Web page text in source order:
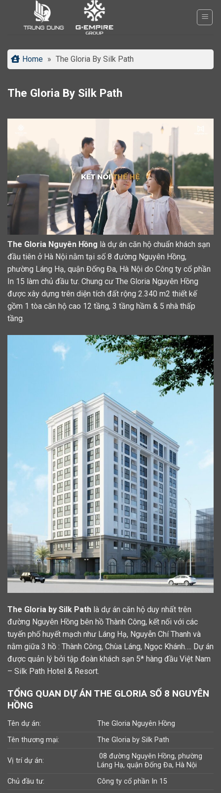
Home » The Gloria By Silk Path
The Gloria By Silk Path
The Gloria Nguyên Hồng là dự án căn hộ chuẩn khách sạn
đầu tiên ở Hà Nội nằm tại số 8 đường Nguyên Hồng,
phường Láng Hạ, quận Đống Đa, Hà Nội do Công ty cổ phần
In 15 làm chủ đầu tư. Chung cư The Gloria Nguyên Hồng
được xây dựng trên diện tích đất rộng 2.340 m2 thiết kế
gồm 1 tòa căn hộ cao 12 tầng, 3 tầng hầm & 5 nhà thấp
tầng.
The Gloria by Silk Path là dự án căn hộ duy nhất trên
đường Nguyên Hồng bên hồ Thành Công, kết nối với các
tuyến phố huyết mạch như Láng Hạ, Nguyễn Chí Thanh và
nằm giữa 3 hồ : Thành Công, Chùa Láng, Ngọc Khánh…. Dự án
được quản lý bởi tập đoàn khách sạn 5* hàng đầu Việt Nam
– Silk Path Hotel & Resort.
TỔNG QUAN DỰ ÁN THE GLORIA SỐ 8 NGUYÊN
HỒNG
Tên dự án:
The Gloria Nguyên Hồng
Tên thương mại:
The Gloria by Silk Path
Vị trí dự án:
08 đường Nguyên Hồng, phường
Láng Hạ, quận Đống Đa, Hà Nội
Chủ đầu tư:
Công ty cổ phần In 15